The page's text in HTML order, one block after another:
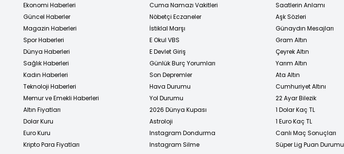
Ekonomi Haberleri
Güncel Haberler
Magazin Haberleri
Spor Haberleri
Dünya Haberleri
Sağlık Haberleri
Kadın Haberleri
Teknoloji Haberleri
Memur ve Emekli Haberleri
Altın Fiyatları
Dolar Kuru
Euro Kuru
Kripto Para Fiyatları
Cuma Namazı Vakitleri
Nöbetçi Eczaneler
İstiklal Marşı
E Okul VBS
E Devlet Giriş
Günlük Burç Yorumları
Son Depremler
Hava Durumu
Yol Durumu
2026 Dünya Kupası
Astroloji
Instagram Dondurma
Instagram Silme
Saatlerin Anlamı
Aşk Sözleri
Günaydın Mesajları
Gram Altın
Çeyrek Altın
Yarım Altın
Ata Altın
Cumhuriyet Altını
22 Ayar Bilezik
1 Dolar Kaç TL
1 Euro Kaç TL
Canlı Maç Sonuçları
Süper Lig Puan Durumu